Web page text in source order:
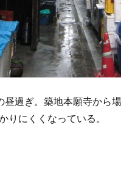
過ぎ。築地本願寺から
りにくくなっている。